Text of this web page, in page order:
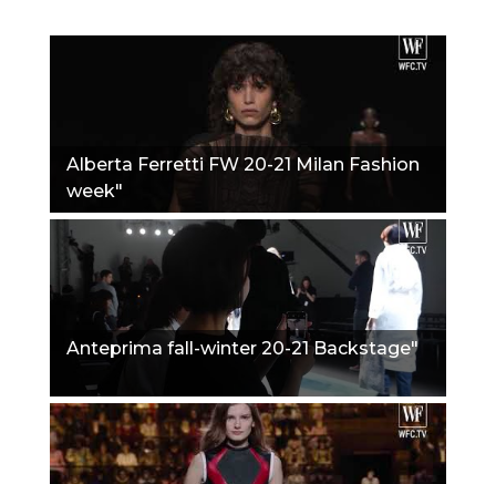
Alberta Ferretti FW 20-21 Milan Fashion
week"
Anteprima fall-winter 20-21 Backstage"